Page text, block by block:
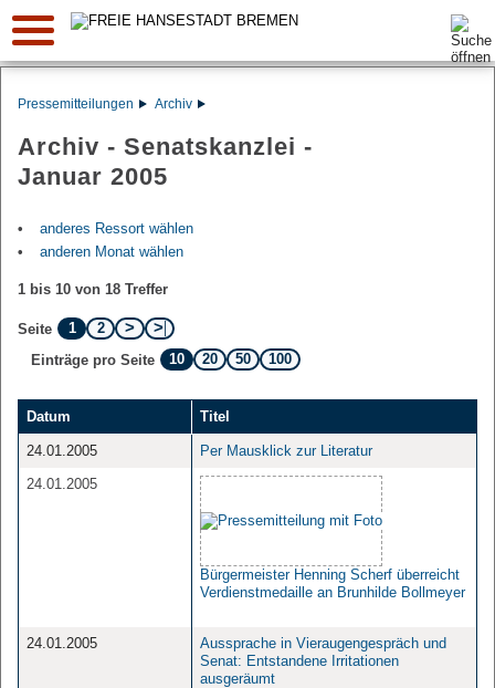
Suche:
Pressemitteilungen Archiv
Archiv - Senatskanzlei -
Januar 2005
anderes Ressort wählen
anderen Monat wählen
1 bis 10 von 18 Treffer
Seite 1
2
Einträge pro Seite
10 20 50 100
Datum Titel
24.01.2005
Per Mausklick zur Literatur
24.01.2005
Bürgermeister Henning Scherf überreicht
Verdienstmedaille an Brunhilde Bollmeyer
24.01.2005
Aussprache in Vieraugengespräch und
Senat: Entstandene Irritationen
ausgeräumt